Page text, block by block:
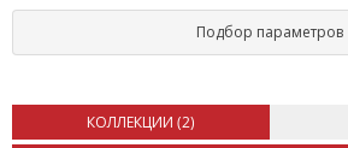
Подбор параметров
КОЛЛЕКЦИИ (2)